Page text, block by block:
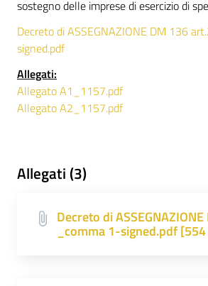
sostegno delle imprese di esercizio di
Decreto di ASSEGNAZIONE DM 136
signed.pdf
Allegati:
Allegato A1_1157.pdf
Allegato A2_1157.pdf
Allegati (3)
Decreto di
_comma 1-signed.pdf